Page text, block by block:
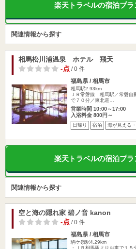
楽天トラベルの宿泊プラ
関連情報から探す
相馬松川浦温泉 ホテル 飛天
-点/ 0 件
福島県 / 相馬市
相馬駅2.93km
ＪＲ常磐線 相馬駅／常磐
で７０分／東北道…
営業時間 10:00～17:00
入浴料金 800円～
日帰り 宿泊 海が見える
楽天トラベルの宿泊プラ
関連情報から探す
空と海の隠れ家 碧ノ音 kanon
-点/ 0 件
福島県 / 相馬市
駒ケ嶺駅4.29km
・ＪＲ相馬駅よりお車で１